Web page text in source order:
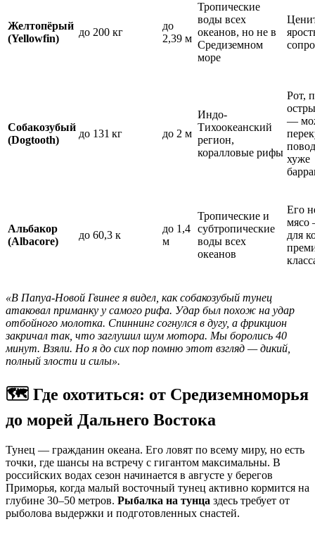
Желтопёрый
(Yellowfin)
до 200 кг
до
2,39 м
Тропические
воды всех
океанов, но не в
Средиземном
море
Собакозубый
(Dogtooth)
до 131 кг до 2 м
Индо-
Тихоокеанский
регион,
коралловые рифы
Рот,
—
хуже
Альбакор
(Albacore)
до 60,3 к
до 1,4
м
Тропические и
субтропические
воды всех
океанов
Его
мясо
для
«В Папуа-Новой Гвинее я видел, как собакозубый тунец
атаковал приманку у самого рифа. Удар был похож на удар
отбойного молотка. Спиннинг согнулся в дугу, а фрикцион
закричал так, что заглушил шум мотора. Мы боролись 40
минут. Взяли. Но я до сих пор помню этот взгляд — дикий,
полный злости и силы».
🗺️ Где охотиться: от Средиземноморья
до морей Дальнего Востока
Тунец — гражданин океана. Его ловят по всему миру, но есть
точки, где шансы на встречу с гигантом максимальны. В
российских водах сезон начинается в августе у берегов
Приморья, когда малый восточный тунец активно кормится на
глубине 30–50 метров. Рыбалка на тунца здесь требует от
рыболова выдержки и подготовленных снастей.